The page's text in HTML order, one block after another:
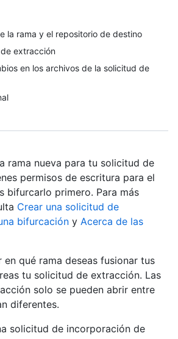
la rama y el repositorio de destino
extracción
en los archivos de la solicitud de
rama nueva para tu solicitud de
permisos de escritura para el
bifurcarlo primero. Para más
Crear una solicitud de
bifurcación y Acerca de las
en qué rama deseas fusionar tus
tu solicitud de extracción. Las
solo se pueden abrir entre
diferentes.
solicitud de incorporación de